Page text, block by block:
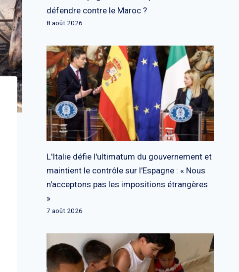
défendre contre le Maroc ?
8 août 2026
L'Italie défie l'ultimatum du gouvernement et
maintient le contrôle sur l'Espagne : « Nous
n'acceptons pas les impositions étrangères
»
7 août 2026